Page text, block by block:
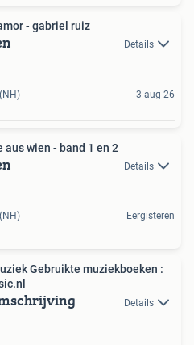
- gabriel ruiz
Details
3 aug 26
aus wien - band 1 en 2
Details
Eergisteren
Gebruikte muziekboeken :
Details